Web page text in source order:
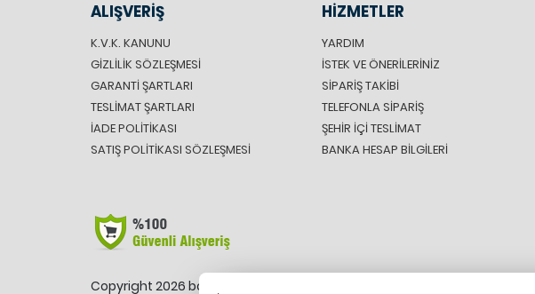
ALIŞVERİŞ
K.V.K. KANUNU
GIZLILIK SÖZLEŞMESI
GARANTI ŞARTLARI
TESLIMAT ŞARTLARI
İADE POLITIKASI
SATIŞ POLITIKASI SÖZLEŞMESI
HİZMETLER
YARDIM
İSTEK VE ÖNERILERINIZ
SIPARIŞ TAKIBI
TELEFONLA SIPARIŞ
ŞEHIR IÇI TESLIMAT
BANKA HESAP BILGILERI
Copyright 2026 bodyfitshop.com.tr - Tüm hakları saklıdır.